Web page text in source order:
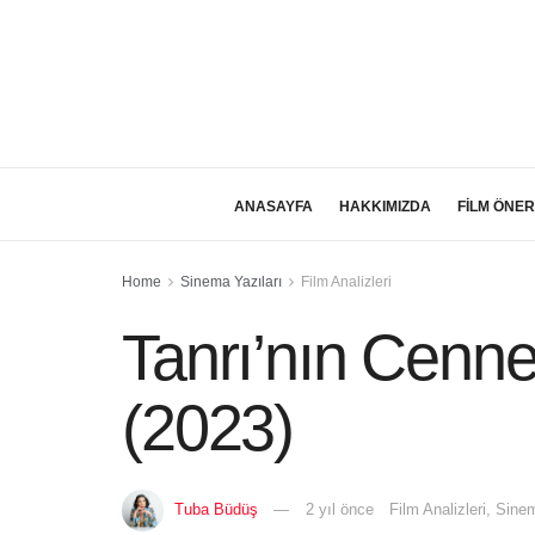
ANASAYFA HAKKIMIZDA FİLM
Home Sinema Yazıları Film Analizleri
Tanrı’nın
(2023)
Tuba Büdüş 2 yıl önce Film Analizleri